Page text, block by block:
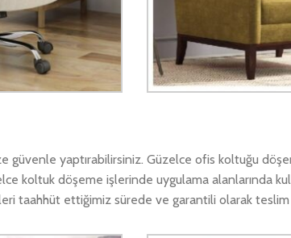
güvenle yaptırabilirsiniz. Güzelce ofis koltuğu
koltuk döşeme işlerinde uygulama alanlarında
taahhüt ettiğimiz sürede ve garantili olarak teslim